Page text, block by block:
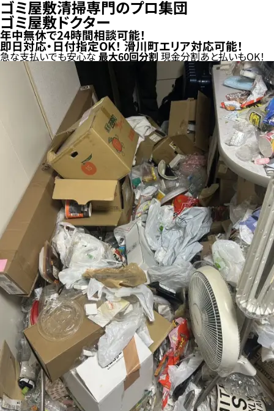
ゴミ屋敷清掃専門のプロ集団
ゴミ屋敷ドクター
年中無休で24時間相談可能！
即日対応・日付指定OK！ 滑川町エリア対応可能！
急な支払いでも安心な最大60回分割 現金分割あと払いもOK！